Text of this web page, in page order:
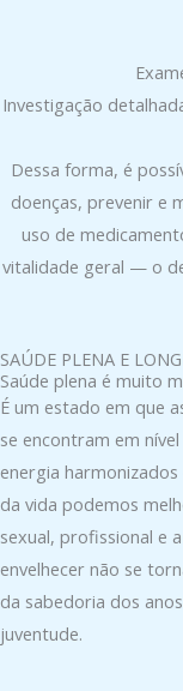
Investigação
Dessa forma, é
doenças, prevenir e
uso de
vitalidade geral — o
SAÚDE PLENA E
Saúde plena é muito
É um estado em que
se encontram em
energia
da vida podemos
sexual, profissional e
envelhecer não se
da sabedoria dos
juventude.